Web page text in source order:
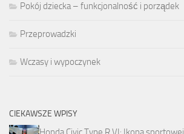
Pokój dziecka – funkcjonalność i porządek
Przeprowadzki
Wczasy i wypoczynek
CIEKAWSZE WPISY